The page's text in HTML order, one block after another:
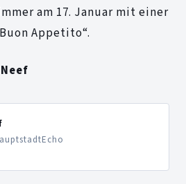
am 17. Januar mit einer
Appetito“.